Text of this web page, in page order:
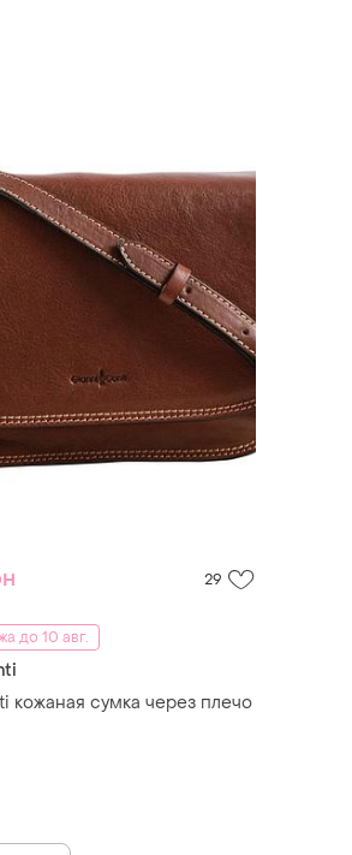
29
до 10 авг.
кожаная сумка через плечо